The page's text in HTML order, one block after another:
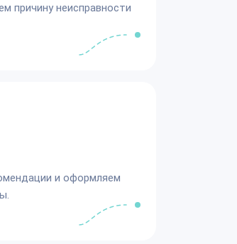
причину неисправности
и оформляем